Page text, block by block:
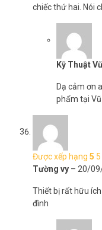
chiếc thứ hai. Nói
Kỹ Thuật
Dạ cảm ơn
phẩm tại
Được xếp hạng 5
Tường vy – 20/
Thiết bị rất hữu
đình